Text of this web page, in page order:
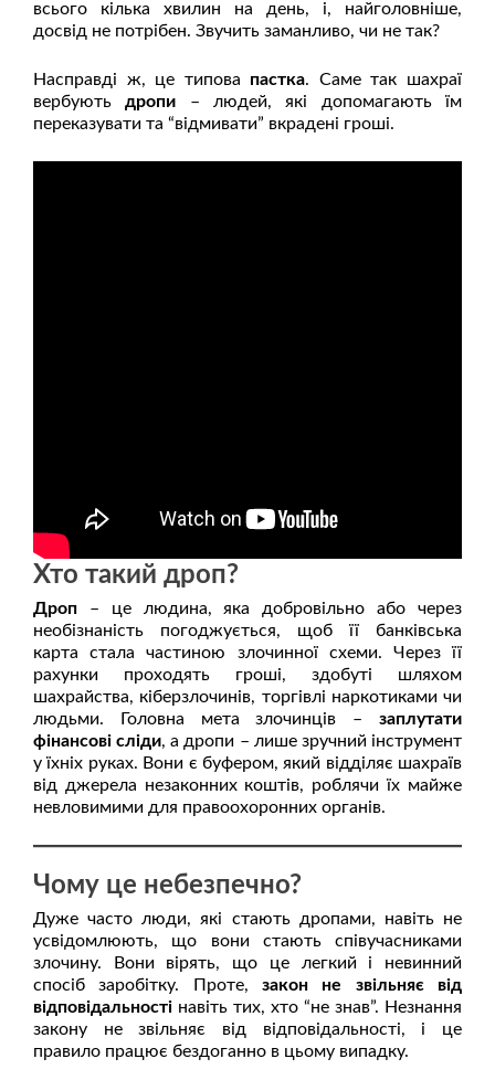
всього кілька хвилин на день, і, найголовніше,
досвід не потрібен. Звучить заманливо, чи не так?
Насправді ж, це типова пастка. Саме так шахраї
вербуютьдропи – людей, які допомагають їм
переказувати та “відмивати” вкрадені гроші.
Хто такий дроп?
Дроп – це людина, яка добровільно або через
необізнаність погоджується, щоб її банківська
карта стала частиною злочинної схеми. Через її
рахунки проходять гроші, здобуті шляхом
шахрайства, кіберзлочинів, торгівлі наркотиками чи
людьми. Головна мета злочинців – заплутати
фінансові сліди, а дропи – лише зручний інструмент
у їхніх руках. Вони є буфером, який відділяє шахраїв
від джерела незаконних коштів, роблячи їх майже
невловимими для правоохоронних органів.
Чому це небезпечно?
Дуже часто люди, які стають дропами, навіть не
усвідомлюють, що вони стають співучасниками
злочину. Вони вірять, що це легкий і невинний
спосіб заробітку. Проте, закон не звільняє від
відповідальності навіть тих, хто “не знав”. Незнання
закону не звільняє від відповідальності, і це
правило працює бездоганно в цьому випадку.